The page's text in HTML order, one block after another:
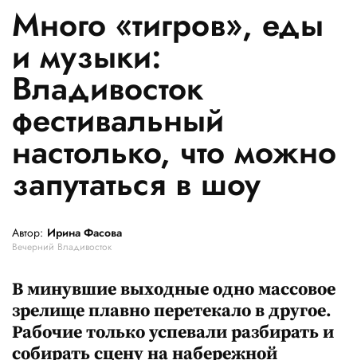
Много «тигров», еды
и музыки:
Владивосток
фестивальный
настолько, что можно
запутаться в шоу
Автор: Ирина Фасова
Вечерний Владивосток
В минувшие выходные одно массовое
зрелище плавно перетекало в другое.
Рабочие только успевали разбирать и
собирать сцену на набережной